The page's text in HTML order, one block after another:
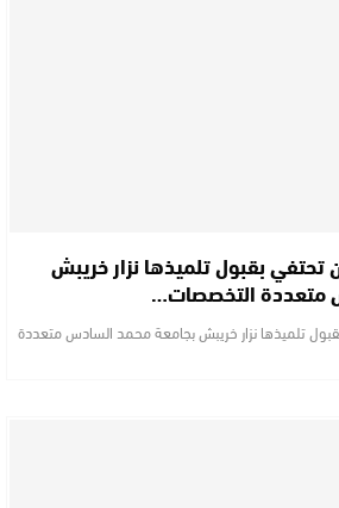
بقبول تلميذها نزار خريبش
متعددة التخصصات…
تلميذها نزار خريبش بجامعة محمد السادس متعددة